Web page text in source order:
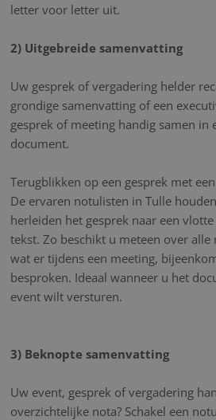
letter voor letter uit.
2) Uitgebreide samenvatting
Uw gesprek of vergadering helder
grondige samenvatting of een
gesprek of meeting handig samen in
document.
Terugblikken op een gesprek met
De ervaren notulisten in Tulle
herleiden het gesprek naar een
tekst. Zo beschikt u meteen over
wat er tijdens een meeting,
besproken. Ideaal wanneer u het
event wilt versturen.
3) Beknopte samenvatting
Uw event, gesprek of vergadering
overzichtelijke nota? Schakel een